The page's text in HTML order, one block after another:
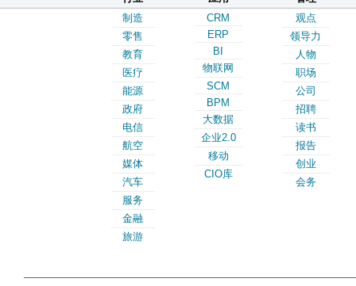
制造
零售
教育
医疗
能源
政府
电信
航空
媒体
汽车
服务
金融
旅游
CRM
ERP
BI
物联网
SCM
BPM
大数据
企业2.0
移动
CIO库
观点
领导力
人物
职场
公司
招聘
读书
报告
创业
会务